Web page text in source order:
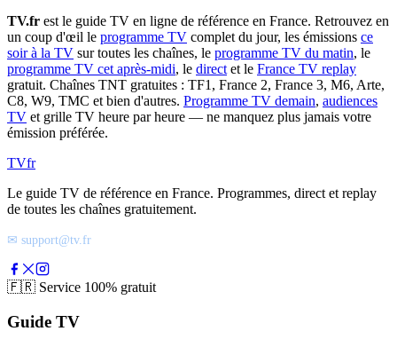
TV.fr est le guide TV en ligne de référence en France. Retrouvez en
un coup d'œil le programme TV complet du jour, les émissions ce
soir à la TV sur toutes les chaînes, le programme TV du matin, le
programme TV cet après-midi, le direct et le France TV replay
gratuit. Chaînes TNT gratuites : TF1, France 2, France 3, M6, Arte,
C8, W9, TMC et bien d'autres. Programme TV demain, audiences
TV et grille TV heure par heure — ne manquez plus jamais votre
émission préférée.
TVfr
Le guide TV de référence en France. Programmes, direct et replay
de toutes les chaînes gratuitement.
✉ support@tv.fr
🇫🇷 Service 100% gratuit
Guide TV